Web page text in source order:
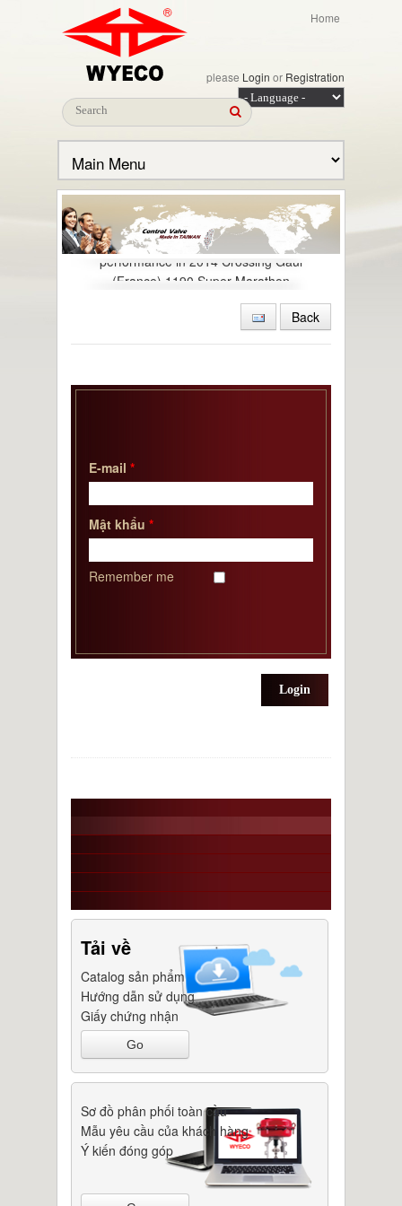
Home
please Login or Registration
Congratulations! To the excellent
performance in 2014 Crossing Gaul
(France) 1190 Super Marathon
2014 Tham gia tổ chức cuộc thi chạy
CE pressure vessel certificate
2012 Nhà máy mới ở Haishan
Back
E-mail *
Mật khẩu *
Remember me
Login
Tải về
Catalog sản phẩm
Hướng dẫn sử dụng
Giấy chứng nhận
Go
Sơ đồ phân phối toàn cầu
Mẫu yêu cầu của khách hàng
Ý kiến đóng góp